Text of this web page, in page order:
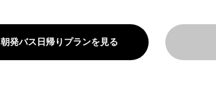
朝発バス日帰りプランを見る